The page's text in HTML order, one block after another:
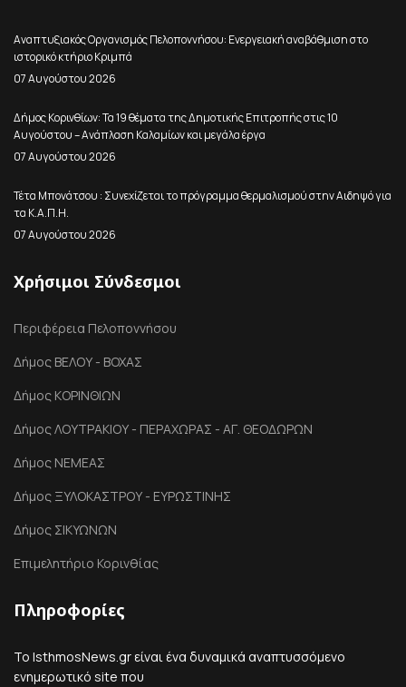
Αναπτυξιακός Οργανισμός Πελοποννήσου: Ενεργειακή αναβάθμιση στο
ιστορικό κτήριο Κριμπά
07 Αυγούστου 2026
Δήμος Κορινθίων: Τα 19 θέματα της Δημοτικής Επιτροπής στις 10
Αυγούστου – Ανάπλαση Καλαμίων και μεγάλα έργα
07 Αυγούστου 2026
Τέτα Μπονάτσου : Συνεχίζεται το πρόγραμμα θερμαλισμού στην Αιδηψό για
τα Κ.Α.Π.Η.
07 Αυγούστου 2026
Χρήσιμοι Σύνδεσμοι
Περιφέρεια Πελοποννήσου
Δήμος ΒΕΛΟΥ - ΒΟΧΑΣ
Δήμος ΚΟΡΙΝΘΙΩΝ
Δήμος ΛΟΥΤΡΑΚΙΟΥ - ΠΕΡΑΧΩΡΑΣ - ΑΓ. ΘΕΟΔΩΡΩΝ
Δήμος ΝΕΜΕΑΣ
Δήμος ΞΥΛΟΚΑΣΤΡΟΥ - ΕΥΡΩΣΤΙΝΗΣ
Δήμος ΣΙΚΥΩΝΩΝ
Επιμελητήριο Κορινθίας
Πληροφορίες
Το IsthmosNews.gr είναι ένα δυναμικά αναπτυσσόμενο
ενημερωτικό site που